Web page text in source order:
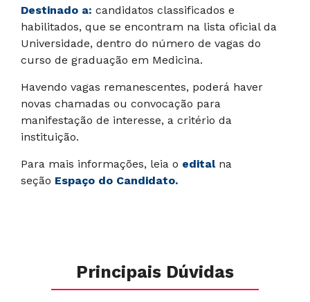
Destinado a: candidatos classificados e
habilitados, que se encontram na lista oficial da
Universidade, dentro do número de vagas do
curso de graduação em Medicina.
Havendo vagas remanescentes, poderá haver
novas chamadas ou convocação para
manifestação de interesse, a critério da
instituição.
Para mais informações, leia o editalna
seção Espaço do Candidato.
Principais Dúvidas